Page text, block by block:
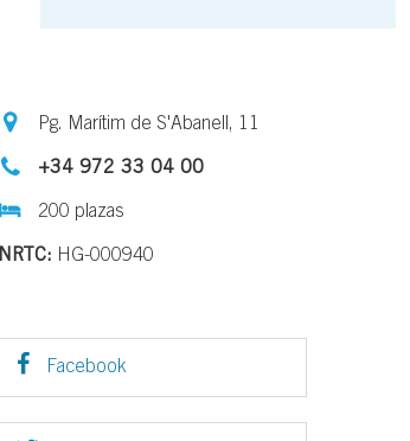
Pg. Marítim de S'Abanell, 11
+34 972 33 04 00
200 plazas
NRTC: HG-000940
Facebook